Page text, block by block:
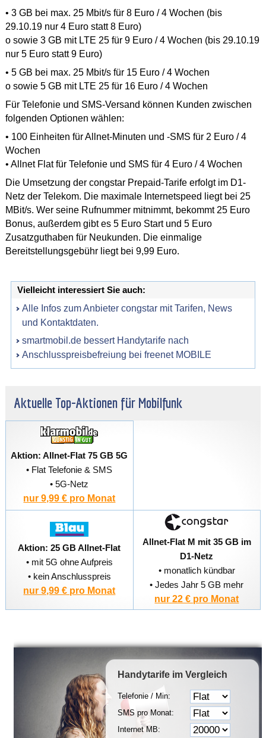
• 3 GB bei max. 25 Mbit/s für 8 Euro / 4 Wochen (bis
29.10.19 nur 4 Euro statt 8 Euro)
o sowie 3 GB mit LTE 25 für 9 Euro / 4 Wochen (bis 29.10.19
nur 5 Euro statt 9 Euro)
• 5 GB bei max. 25 Mbit/s für 15 Euro / 4 Wochen
o sowie 5 GB mit LTE 25 für 16 Euro / 4 Wochen
Für Telefonie und SMS-Versand können Kunden zwischen
folgenden Optionen wählen:
• 100 Einheiten für Allnet-Minuten und -SMS für 2 Euro / 4
Wochen
• Allnet Flat für Telefonie und SMS für 4 Euro / 4 Wochen
Die Umsetzung der congstar Prepaid-Tarife erfolgt im D1-
Netz der Telekom. Die maximale Internetspeed liegt bei 25
MBit/s. Wer seine Rufnummer mitnimmt, bekommt 25 Euro
Bonus, außerdem gibt es 5 Euro Start und 5 Euro
Zusatzguthaben für Neukunden. Die einmalige
Bereitstellungsgebühr liegt bei 9,99 Euro.
Vielleicht interessiert Sie auch:
Alle Infos zum Anbieter congstar mit Tarifen, News
und Kontaktdaten.
smartmobil.de bessert Handytarife nach
Anschlusspreisbefreiung bei freenet MOBILE
Aktuelle Top-Aktionen für Mobilfunk
Aktion: Allnet-Flat 75 GB 5G
• Flat Telefonie & SMS
• 5G-Netz
nur 9,99 € pro Monat
Aktion: 25 GB Allnet-Flat
• mit 5G ohne Aufpreis
• kein Anschlusspreis
nur 9,99 € pro Monat
Allnet-Flat M mit 35 GB im
D1-Netz
• monatlich kündbar
• Jedes Jahr 5 GB mehr
nur 22 € pro Monat
Handytarife im Vergleich
Telefonie / Min:
SMS pro Monat:
Internet MB: